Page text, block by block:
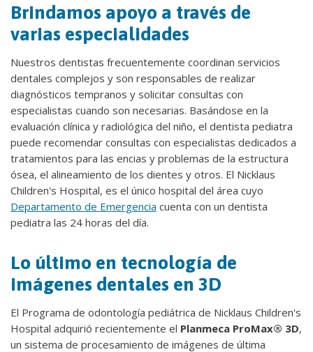
Brindamos apoyo a través de
varias especialidades
Nuestros dentistas frecuentemente coordinan servicios
dentales complejos y son responsables de realizar
diagnósticos tempranos y solicitar consultas con
especialistas cuando son necesarias. Basándose en la
evaluación clínica y radiológica del niño, el dentista pediatra
puede recomendar consultas con especialistas dedicados a
tratamientos para las encias y problemas de la estructura
ósea, el alineamiento de los dientes y otros. El Nicklaus
Children's Hospital, es el único hospital del área cuyo
Departamento de Emergencia cuenta con un dentista
pediatra las 24 horas del día.
Lo último en tecnología de
imágenes dentales en 3D
El Programa de odontología pediátrica de Nicklaus Children's
Hospital adquirió recientemente el Planmeca ProMax® 3D,
un sistema de procesamiento de imágenes de última